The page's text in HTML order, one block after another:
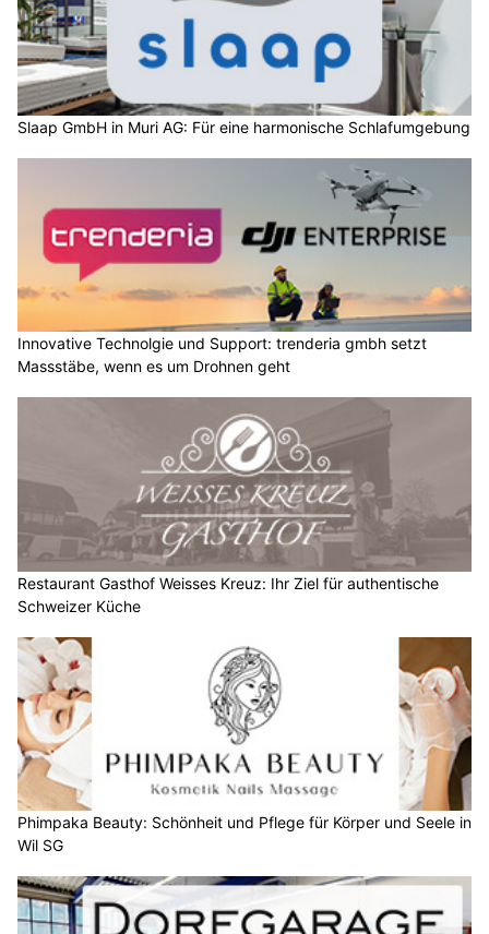
Slaap GmbH in Muri AG: Für eine harmonische Schlafumgebung
Innovative Technolgie und Support: trenderia gmbh setzt
Massstäbe, wenn es um Drohnen geht
Restaurant Gasthof Weisses Kreuz: Ihr Ziel für authentische
Schweizer Küche
Phimpaka Beauty: Schönheit und Pflege für Körper und Seele in
Wil SG